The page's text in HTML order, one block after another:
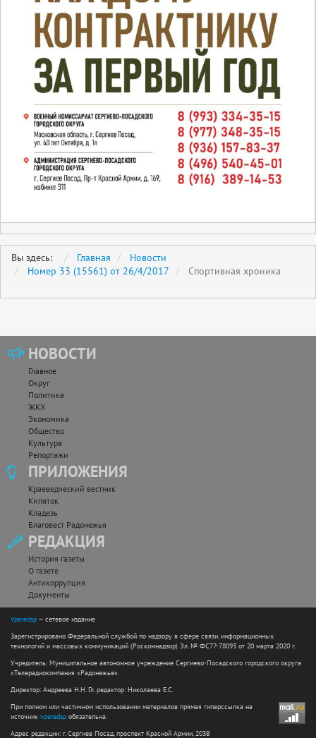
Вы здесь: Главная
Новости
Номер 33 (15561) от 26/4/2017
Спортивная хроника
НОВОСТИ
Главное
Округ
Политика
ЖКХ
Экономика
Общество
Культура
Репортажи
ПРИЛОЖЕНИЯ
Краеведческий вестник
Кипяток
Кладезь
Благовест Радонежья
РЕДАКЦИЯ
История газеты
О газете
Антикоррупция
Документы
Vperedsp — сетевое издание
Зарегистрировано Федеральной службой по надзору в сфере связи, информационных
технологий и массовых коммуникаций (Роскомнадзор) Эл. № ФС77-78093 от 20 марта 2020 г.
Учредитель: Муниципальное автономное учреждение Сергиево-Посадского городского округа
«Телерадиокомпания «Радонежье».
Директор: Андреева Н.Н. Гл. редактор: Николаева Е.С.
При полном или частичном использовании материалов прямая гиперссылка на
источник vperedsp обязательна.
Адрес редакции: г. Сергиев Посад, проспект Красной Армии, 203В